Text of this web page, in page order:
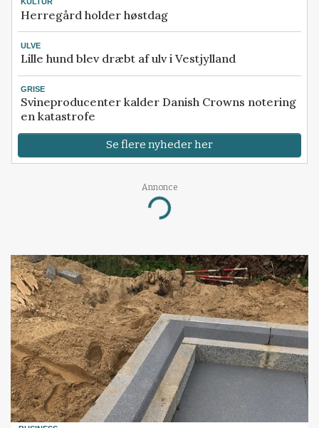
KULTUR
Herregård holder høstdag
ULVE
Lille hund blev dræbt af ulv i Vestjylland
GRISE
Svineproducenter kalder Danish Crowns notering
en katastrofe
Se flere nyheder her
Annonce
Loading...